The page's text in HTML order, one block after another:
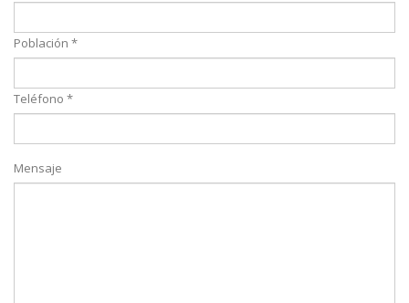
Población *
Teléfono *
Mensaje